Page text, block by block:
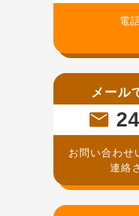
電
メール
お問い合わせ
連絡